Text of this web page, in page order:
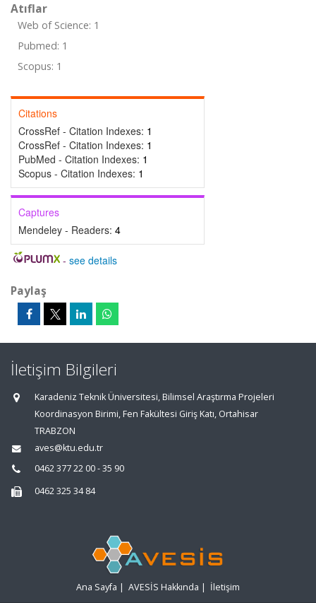
Atıflar
Web of Science: 1
Pubmed: 1
Scopus: 1
Citations
CrossRef - Citation Indexes: 1
CrossRef - Citation Indexes: 1
PubMed - Citation Indexes: 1
Scopus - Citation Indexes: 1
Captures
Mendeley - Readers: 4
- see details
Paylaş
İletişim Bilgileri
Karadeniz Teknik Üniversitesi, Bilimsel Araştırma Projeleri
Koordinasyon Birimi, Fen Fakültesi Giriş Katı, Ortahisar
TRABZON
aves@ktu.edu.tr
0462 377 22 00 - 35 90
0462 325 34 84
Ana Sayfa | AVESİS Hakkında | İletişim